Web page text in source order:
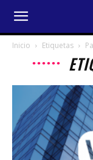
Inicio Etiquetas